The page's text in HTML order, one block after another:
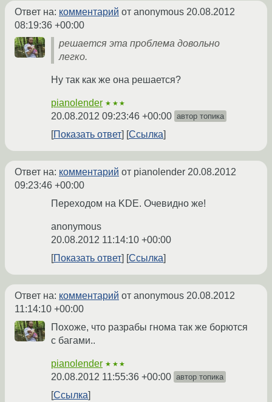
Ответ на: комментарий от anonymous 20.08.2012
08:19:36 +00:00
решается эта проблема довольно
легко.
Ну так как же она решается?
pianolender ★★★
20.08.2012 09:23:46 +00:00 автор топика
Показать ответ Ссылка
Ответ на: комментарий от pianolender 20.08.2012
09:23:46 +00:00
Переходом на KDE. Очевидно же!
anonymous
20.08.2012 11:14:10 +00:00
Показать ответ
Ссылка
Ответ на: комментарий от anonymous 20.08.2012
11:14:10 +00:00
Похоже, что разрабы гнома так же борются
с багами..
pianolender ★★★
20.08.2012 11:55:36 +00:00 автор топика
Ссылка